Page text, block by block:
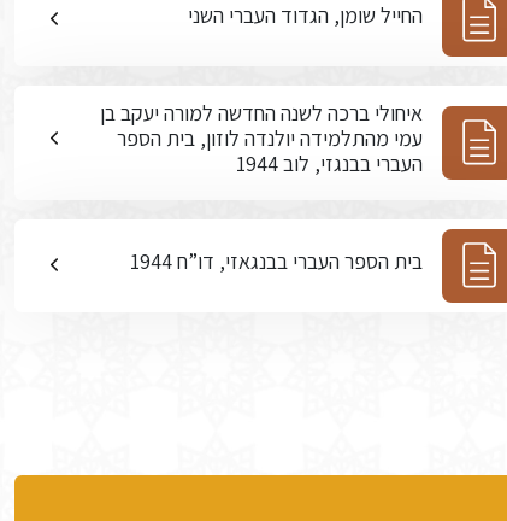
החייל שומן, הגדוד העברי השני
איחולי ברכה לשנה החדשה למורה יעקב בן
עמי מהתלמידה יולנדה לוזון, בית הספר
העברי בבנגזי, לוב 1944
בית הספר העברי בבנגאזי, דו”ח 1944